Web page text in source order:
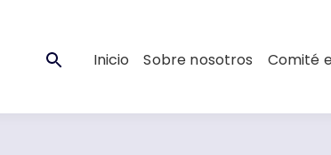
Inicio Sobre nosotros Comité